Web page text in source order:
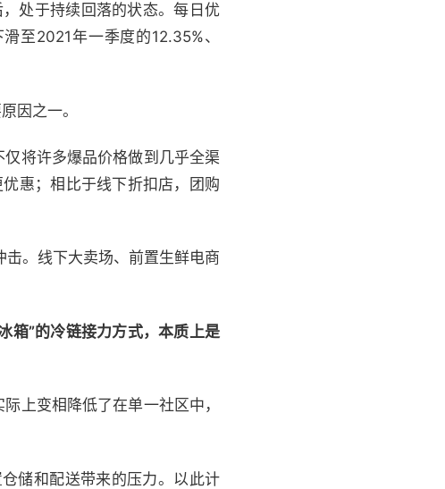
处于持续回落的状态。每日优
至2021年一季度的12.35%、
因之一。
将许多爆品价格做到几乎全渠
惠；相比于线下折扣店，团购
。线下大卖场、前置生鲜电商
箱”的冷链接力方式，本质上是
上变相降低了在单一社区中，
储和配送带来的压力。以此计